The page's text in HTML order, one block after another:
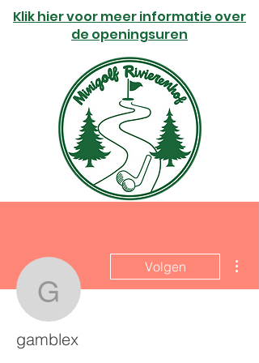
Klik hier voor meer informatie over
de openingsuren
gamblex
Volgen
gamblex